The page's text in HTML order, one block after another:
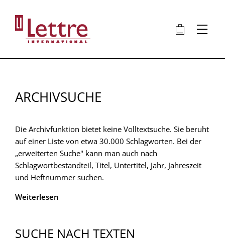
Inhalt
🛍 ⋮
ARCHIVSUCHE
Die Archivfunktion bietet keine Volltextsuche. Sie beruht
auf einer Liste von etwa 30.000 Schlagworten. Bei der
„erweiterten Suche" kann man auch nach
Schlagwortbestandteil, Titel, Untertitel, Jahr, Jahreszeit
und Heftnummer suchen.
Weiterlesen
SUCHE NACH TEXTEN